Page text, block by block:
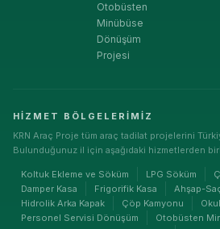
Otobüsten
Minübüse
Dönüşüm
Projesi
HIZMET BÖLGELERIMIZ
KRN Araç Proje tüm araç tadilat projelerini
Bulunduğunuz il için aşağıdaki hizmetlerden
Koltuk Ekleme ve Söküm LPG Söküm
Damper Kasa
Frigorifik Kasa Ahşap-
Hidrolik Arka Kapak
Çöp Kamyonu
Personel Servisi Dönüşüm
Otobüsten